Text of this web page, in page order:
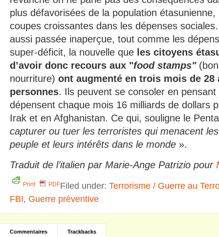
plus défavorisées de la population
coupes croissantes dans les dépenses sociales.
aussi passée inaperçue, tout comme les
super-déficit, la nouvelle que les citoyens
d’avoir donc recours aux "food stamps"
nourriture) ont augmenté en trois mois de 28
personnes. Ils peuvent se consoler en pensant
dépensent chaque mois 16 milliards de dollars
Irak et en Afghanistan. Ce qui, souligne le
capturer ou tuer les terroristes qui menacent
peuple et leurs intérêts dans le monde ».
Traduit de l’italien par Marie-Ange Patrizio pour
Print PDFFiled under: Terrorisme / Guerre au
FBI, Guerre préventive
Commentaires Trackbacks